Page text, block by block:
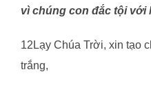
vì chúng con đắc tội với
12Lạy Chúa Trời, xin tạo
trắng,